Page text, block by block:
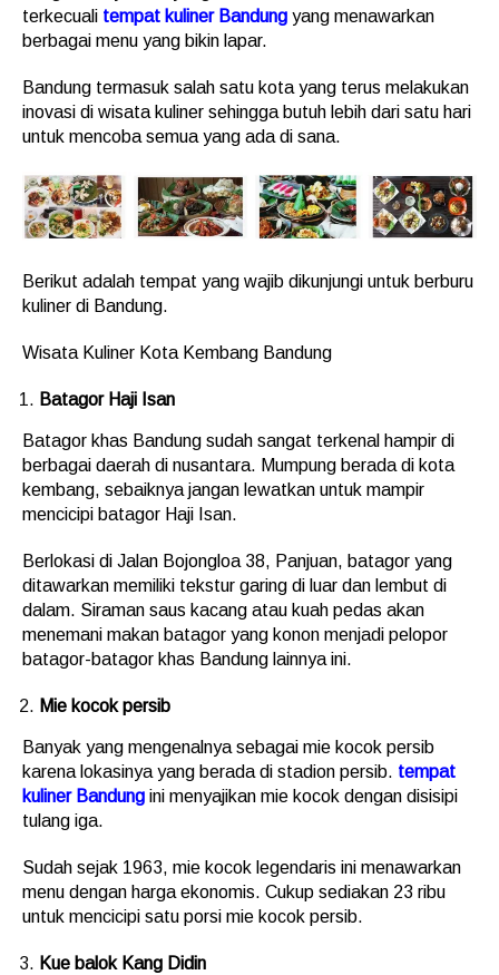
terkecuali tempat kuliner Bandung yang menawarkan
berbagai menu yang bikin lapar.
Bandung termasuk salah satu kota yang terus melakukan
inovasi di wisata kuliner sehingga butuh lebih dari satu hari
untuk mencoba semua yang ada di sana.
Berikut adalah tempat yang wajib dikunjungi untuk berburu
kuliner di Bandung.
Wisata Kuliner Kota Kembang Bandung
Batagor Haji Isan
Batagor khas Bandung sudah sangat terkenal hampir di
berbagai daerah di nusantara. Mumpung berada di kota
kembang, sebaiknya jangan lewatkan untuk mampir
mencicipi batagor Haji Isan.
Berlokasi di Jalan Bojongloa 38, Panjuan, batagor yang
ditawarkan memiliki tekstur garing di luar dan lembut di
dalam. Siraman saus kacang atau kuah pedas akan
menemani makan batagor yang konon menjadi pelopor
batagor-batagor khas Bandung lainnya ini.
Mie kocok persib
Banyak yang mengenalnya sebagai mie kocok persib
karena lokasinya yang berada di stadion persib. tempat
kuliner Bandung ini menyajikan mie kocok dengan disisipi
tulang iga.
Sudah sejak 1963, mie kocok legendaris ini menawarkan
menu dengan harga ekonomis. Cukup sediakan 23 ribu
untuk mencicipi satu porsi mie kocok persib.
Kue balok Kang Didin